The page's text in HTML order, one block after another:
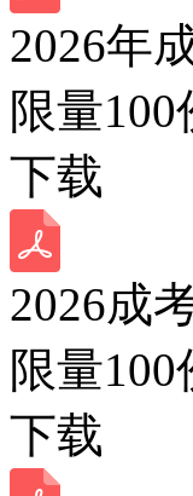
2026年
限量100
下载
2026成
限量100
下载